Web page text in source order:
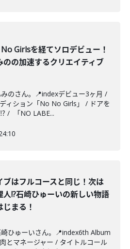
Girlsを経てソロデビュー！
のの加速するクリエイティブ
のさん。📍indexデビュー3ヶ月 /
ィション「No No Girls」 / ドアを
/ 「NO LABE...
ブはフルコースと同じ！次は
人!?石崎ひゅーいの新しい物語
じまる！
ひゅーいさん。📍index6th Album
とマネージャー / タイトルコール